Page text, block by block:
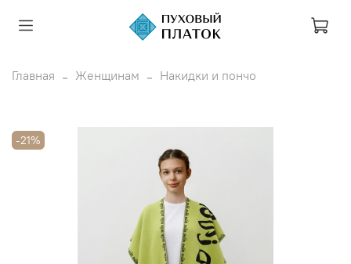
Главная Женщинам Накидки и пончо
-21%